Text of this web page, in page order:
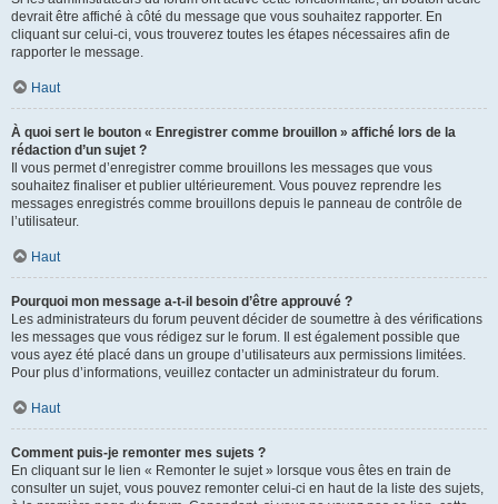
devrait être affiché à côté du message que vous souhaitez rapporter. En
cliquant sur celui-ci, vous trouverez toutes les étapes nécessaires afin de
rapporter le message.
Haut
À quoi sert le bouton « Enregistrer comme brouillon » affiché lors de la
rédaction d’un sujet ?
Il vous permet d’enregistrer comme brouillons les messages que vous
souhaitez finaliser et publier ultérieurement. Vous pouvez reprendre les
messages enregistrés comme brouillons depuis le panneau de contrôle de
l’utilisateur.
Haut
Pourquoi mon message a-t-il besoin d’être approuvé ?
Les administrateurs du forum peuvent décider de soumettre à des vérifications
les messages que vous rédigez sur le forum. Il est également possible que
vous ayez été placé dans un groupe d’utilisateurs aux permissions limitées.
Pour plus d’informations, veuillez contacter un administrateur du forum.
Haut
Comment puis-je remonter mes sujets ?
En cliquant sur le lien « Remonter le sujet » lorsque vous êtes en train de
consulter un sujet, vous pouvez remonter celui-ci en haut de la liste des sujets,